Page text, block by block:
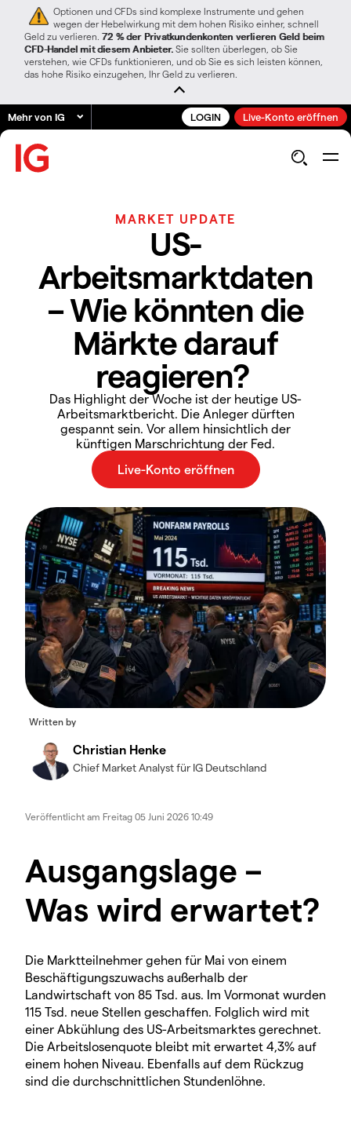
Optionen und CFDs sind komplexe Instrumente und gehen
wegen der Hebelwirkung mit dem hohen Risiko einher, schnell
Geld zu verlieren. 72 % der Privatkundenkonten verlieren Geld beim
CFD-Handel mit diesem Anbieter. Sie sollten überlegen, ob Sie
verstehen, wie CFDs funktionieren, und ob Sie es sich leisten können,
das hohe Risiko einzugehen, Ihr Geld zu verlieren.
Mehr von IG LOGIN Live-Konto eröffnen
MARKET UPDATE
US-
Arbeitsmarktdaten
– Wie könnten die
Märkte darauf
reagieren?
Das Highlight der Woche ist der heutige US-
Arbeitsmarktbericht. Die Anleger dürften
gespannt sein. Vor allem hinsichtlich der
künftigen Marschrichtung der Fed.
Written by
Christian Henke
Chief Market Analyst für IG Deutschland
Veröffentlicht am Freitag 05 Juni 2026 10:49
Ausgangslage –
Was wird erwartet?
Die Marktteilnehmer gehen für Mai von einem
Beschäftigungszuwachs außerhalb der
Landwirtschaft von 85 Tsd. aus. Im Vormonat wurden
115 Tsd. neue Stellen geschaffen. Folglich wird mit
einer Abkühlung des US-Arbeitsmarktes gerechnet.
Die Arbeitslosenquote bleibt mit erwartet 4,3% auf
einem hohen Niveau. Ebenfalls auf dem Rückzug
sind die durchschnittlichen Stundenlöhne.